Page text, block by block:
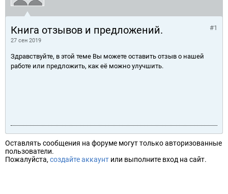
Книга отзывов и предложений.
27 сен 2019
#1
Здравствуйте, в этой теме Вы можете оставить отзыв о нашей
работе или предложить, как её можно улучшить.
Оставлять сообщения на форуме могут только авторизованные
пользователи.
Пожалуйста, создайте аккаунт или выполните вход на сайт.